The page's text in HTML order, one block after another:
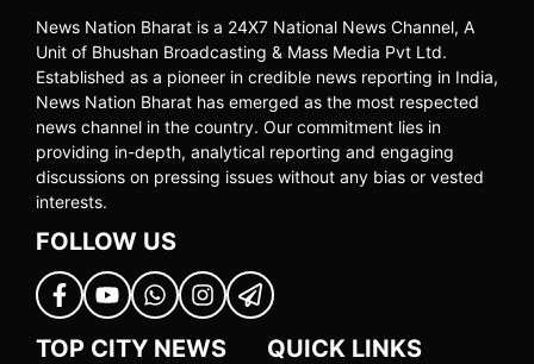
News Nation Bharat is a 24X7 National News Channel, A
Unit of Bhushan Broadcasting & Mass Media Pvt Ltd.
Established as a pioneer in credible news reporting in India,
News Nation Bharat has emerged as the most respected
news channel in the country. Our commitment lies in
providing in-depth, analytical reporting and engaging
discussions on pressing issues without any bias or vested
interests.
FOLLOW US
TOP CITY NEWS QUICK LINKS